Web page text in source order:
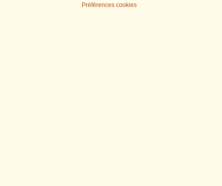
Préférences cookies